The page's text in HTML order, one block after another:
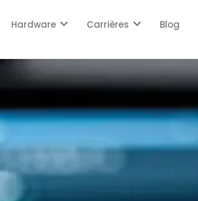
Hardware Carrières Blog